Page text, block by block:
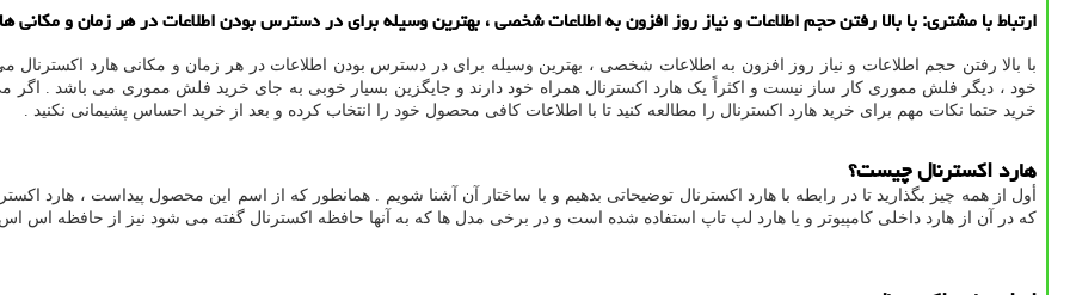
ارتباط با مشتری: با بالا رفتن حجم اطلاعات و نیاز روز افزون به اطلاعات شخصی ، بهترین وسیله برای در دسترس بودن اطلاعات در هر زمان و مكانی
با بالا رفتن حجم اطلاعات و نیاز روز افزون به اطلاعات شخصی ، بهترین وسیله برای در دسترس بودن اطلاعات در هر زمان و مکانی هارد اکسترنال
خود ، دیگر فلش مموری کار ساز نیست و اکثراً یک هارد اکسترنال همراه خود دارند و جایگزین بسیار خوبی به جای خرید فلش مموری می باشد . اگر می
خرید حتما نکات مهم برای خرید هارد اکسترنال را مطالعه کنید تا با اطلاعات کافی محصول خود را انتخاب کرده و بعد از خرید احساس پشیمانی نکنید .
هارد اکسترنال چیست؟
أول از همه چیز بگذارید تا در رابطه با هارد اکسترنال توضیحاتی بدهیم و با ساختار آن آشنا شویم . همانطور که از اسم این محصول پیداست ، هارد
که در آن از هارد داخلی کامپیوتر و یا هارد لپ تاپ استفاده شده است و در برخی مدل ها که به آنها حافظه اکسترنال گفته می شود نیز از حافظه